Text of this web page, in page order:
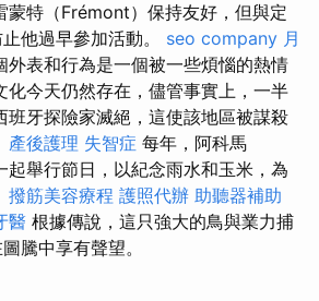
蒙特（Frémont）保持友好，但與定
他過早參加活動。 seo company 月
外表和行為是一個被一些煩惱的熱情
化今天仍然存在，儘管事實上，一半
班牙探險家滅絕，這使該地區被謀殺
產後護理 失智症 每年，阿科馬
起舉行節日，以紀念雨水和玉米，為
撥筋美容療程 護照代辦 助聽器補助
醫 根據傳說，這只強大的鳥與業力捕
騰中享有聲望。